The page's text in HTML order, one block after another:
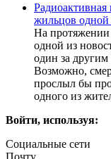
Радиоактивная
жильцов одной
На протяжении
одной из
один за
Возможно,
прослыл бы
одного из
Войти, используя:
Социальные сети
Почту